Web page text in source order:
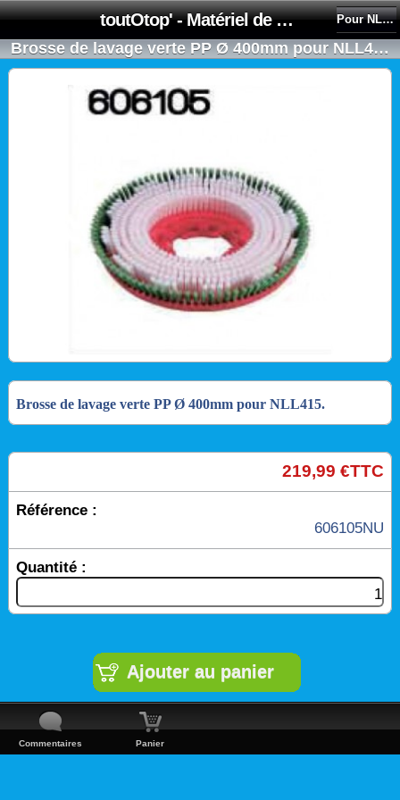
toutOtop' - Matériel de nettoyage, produit d'entretien, lubrifiant pour professionnel et particulier Pour NLL332
Brosse de lavage verte PP Ø 400mm pour NLL415 - NUMATIC
Brosse de lavage verte PP Ø 400mm pour NLL415.
219,99 €TTC
Référence :
606105NU
Quantité :
Commentaires Panier